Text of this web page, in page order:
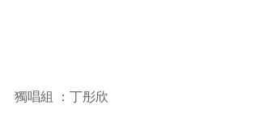
獨唱組 ：丁彤欣